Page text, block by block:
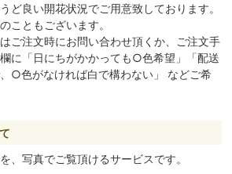
ど良い開花状況でご用意致しております。
こともございます。
ご注文時にお問い合わせ頂くか、ご注文手
に「日にちがかかっても○色希望」「配送
○色がなければ白で構わない」 などご希
、写真でご覧頂けるサービスです。